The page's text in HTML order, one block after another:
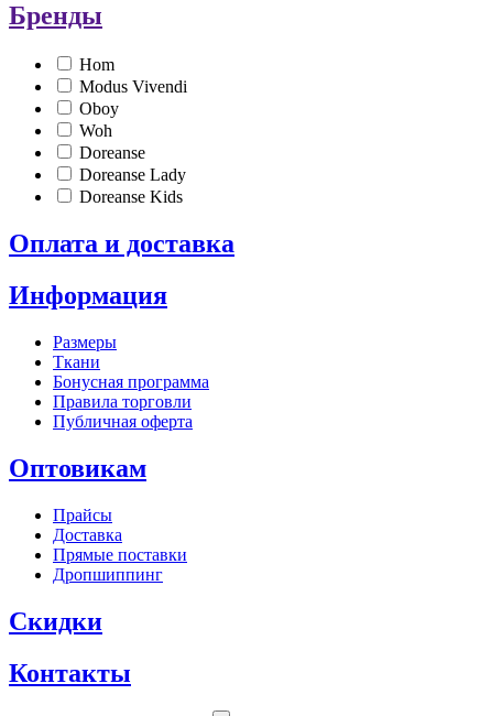
Бренды
Hom
Modus Vivendi
Oboy
Woh
Doreanse
Doreanse Lady
Doreanse Kids
Оплата и доставка
Информация
Размеры
Ткани
Бонусная программа
Правила торговли
Публичная оферта
Оптовикам
Прайсы
Доставка
Прямые поставки
Дропшиппинг
Скидки
Контакты